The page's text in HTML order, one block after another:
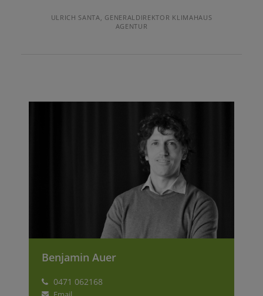
ULRICH SANTA, GENERALDIREKTOR KLIMAHAUS
AGENTUR
Benjamin Auer
0471 062168